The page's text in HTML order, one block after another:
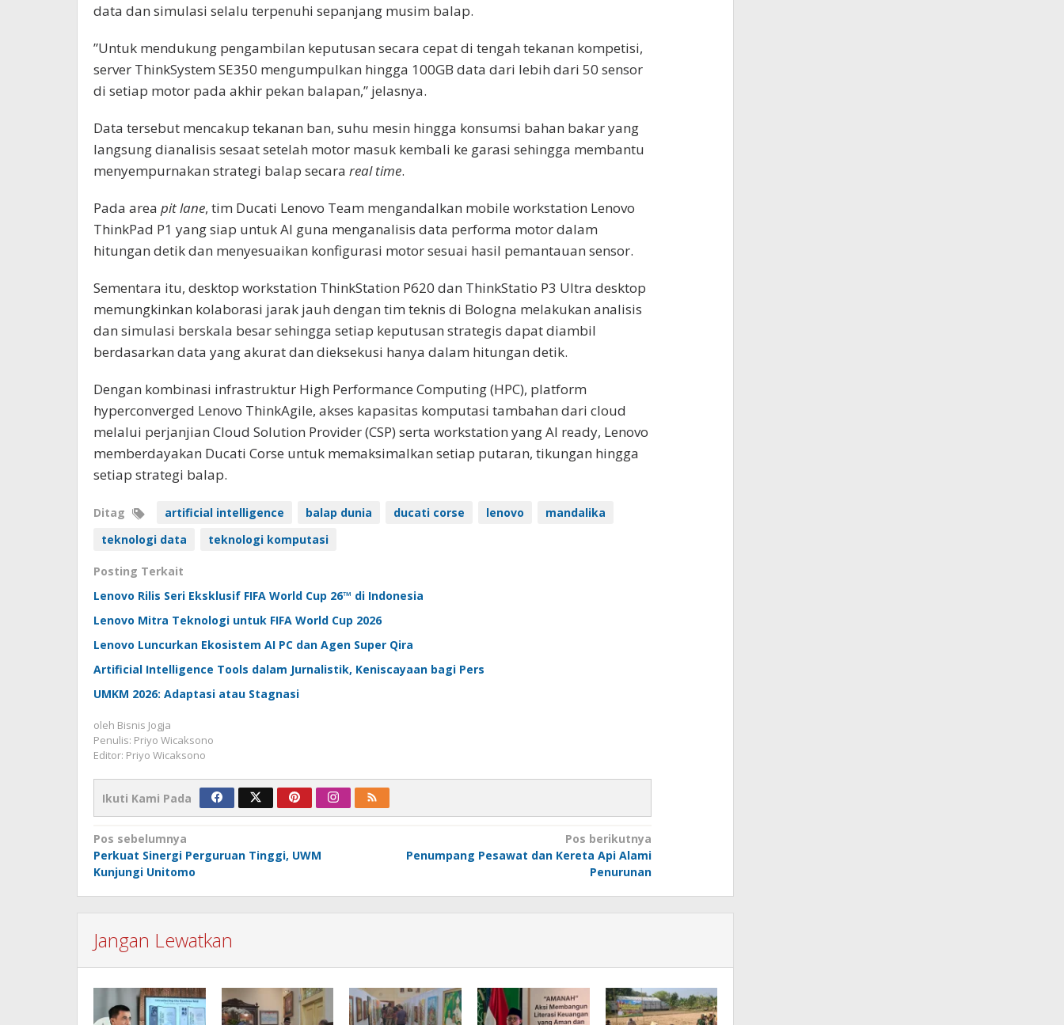
data dan simulasi selalu terpenuhi sepanjang musim balap.
”Untuk mendukung pengambilan keputusan secara cepat di tengah tekanan kompetisi,
server ThinkSystem SE350 mengumpulkan hingga 100GB data dari lebih dari 50 sensor
di setiap motor pada akhir pekan balapan,” jelasnya.
Data tersebut mencakup tekanan ban, suhu mesin hingga konsumsi bahan bakar yang
langsung dianalisis sesaat setelah motor masuk kembali ke garasi sehingga membantu
menyempurnakan strategi balap secara real time.
Pada area pit lane, tim Ducati Lenovo Team mengandalkan mobile workstation Lenovo
ThinkPad P1 yang siap untuk AI guna menganalisis data performa motor dalam
hitungan detik dan menyesuaikan konfigurasi motor sesuai hasil pemantauan sensor.
Sementara itu, desktop workstation ThinkStation P620 dan ThinkStatio P3 Ultra desktop
memungkinkan kolaborasi jarak jauh dengan tim teknis di Bologna melakukan analisis
dan simulasi berskala besar sehingga setiap keputusan strategis dapat diambil
berdasarkan data yang akurat dan dieksekusi hanya dalam hitungan detik.
Dengan kombinasi infrastruktur High Performance Computing (HPC), platform
hyperconverged Lenovo ThinkAgile, akses kapasitas komputasi tambahan dari cloud
melalui perjanjian Cloud Solution Provider (CSP) serta workstation yang AI ready, Lenovo
memberdayakan Ducati Corse untuk memaksimalkan setiap putaran, tikungan hingga
setiap strategi balap.
Ditag artificial intelligence balap dunia ducati corse lenovo
mandalika
teknologi data
teknologi komputasi
Posting Terkait
Lenovo Rilis Seri Eksklusif FIFA World Cup 26™ di Indonesia
Lenovo Mitra Teknologi untuk FIFA World Cup 2026
Lenovo Luncurkan Ekosistem AI PC dan Agen Super Qira
Artificial Intelligence Tools dalam Jurnalistik, Keniscayaan bagi Pers
UMKM 2026: Adaptasi atau Stagnasi
oleh Bisnis Jogja
Penulis: Priyo Wicaksono
Editor: Priyo Wicaksono
Ikuti Kami Pada
Navigasi
pos
Pos sebelumnya
Perkuat Sinergi Perguruan Tinggi, UWM
Kunjungi Unitomo
Pos berikutnya
Penumpang Pesawat dan Kereta Api Alami
Penurunan
Jangan Lewatkan